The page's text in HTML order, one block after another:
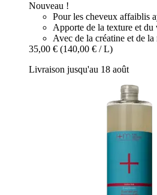
Nouveau !
Pour les cheveux affaiblis
Apporte de la texture et du
Avec de la créatine et de
35,00 € (140,00 € / L)
Livraison jusqu'au 18 août